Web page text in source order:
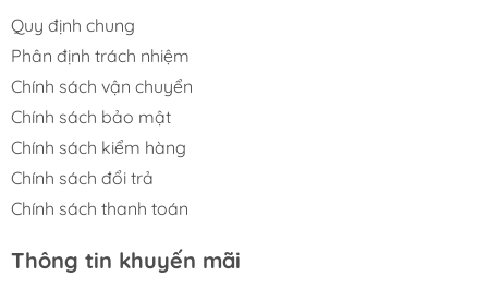
Quy định chung
Phân định trách nhiệm
Chính sách vận chuyển
Chính sách bảo mật
Chính sách kiểm hàng
Chính sách đổi trả
Chính sách thanh toán
Thông tin khuyến mãi